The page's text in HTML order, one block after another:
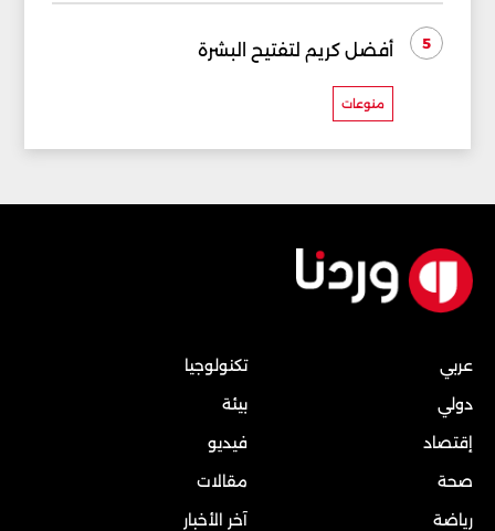
5 أفضل كريم لتفتيح البشرة
منوعات
عربي
دولي
إقتصاد
صحة
رياضة
تكنولوجيا
بيئة
فيديو
مقالات
آخر الأخبار